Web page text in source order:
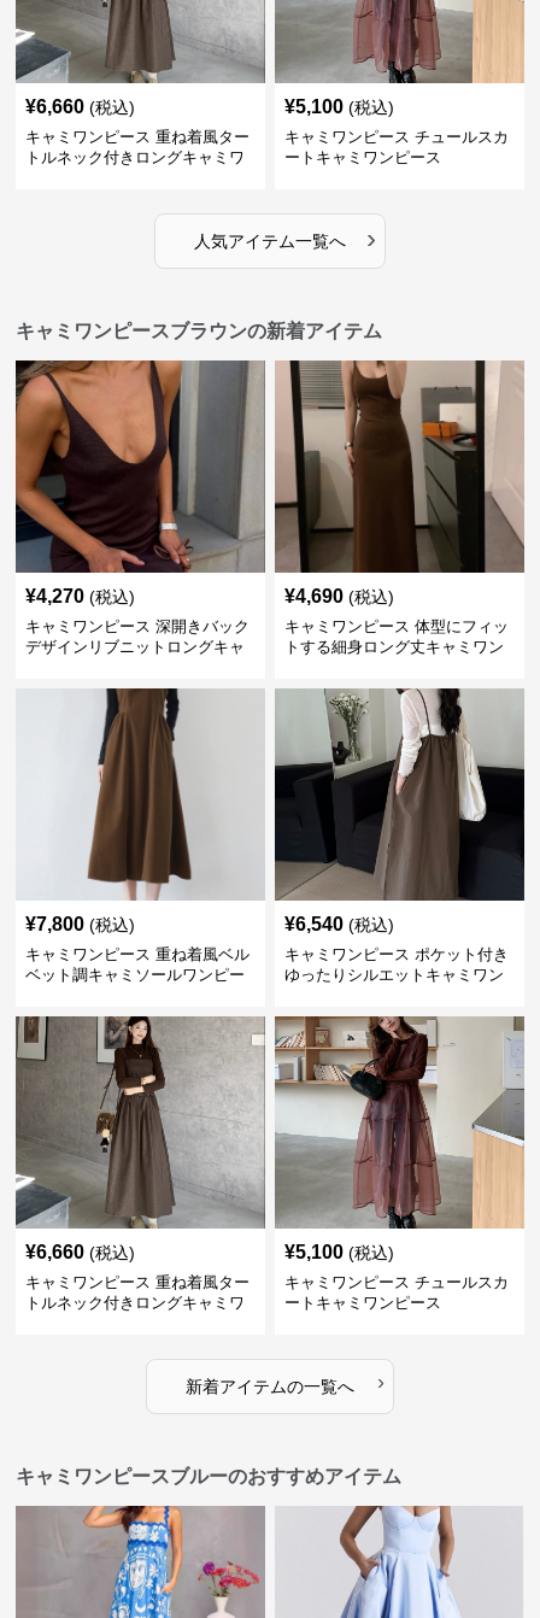
¥6,660 (税込)
キャミワンピース 重ね着風ター
トルネック付きロングキャミワ
¥5,100 (税込)
キャミワンピース チュールスカ
ートキャミワンピース
人気アイテム一覧へ ›
キャミワンピースブラウンの新着アイテム
¥4,270 (税込)
キャミワンピース 深開きバック
デザインリブニットロングキャ
¥4,690 (税込)
キャミワンピース 体型にフィッ
トする細身ロング丈キャミワン
¥7,800 (税込)
キャミワンピース 重ね着風ベル
ベット調キャミソールワンピー
¥6,540 (税込)
キャミワンピース ポケット付き
ゆったりシルエットキャミワン
¥6,660 (税込)
キャミワンピース 重ね着風ター
トルネック付きロングキャミワ
¥5,100 (税込)
キャミワンピース チュールスカ
ートキャミワンピース
新着アイテムの一覧へ ›
キャミワンピースブルーのおすすめアイテム